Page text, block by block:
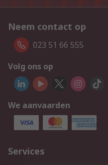
Neem contact op
023 51 66 555
Volg ons op
We aanvaarden
Services